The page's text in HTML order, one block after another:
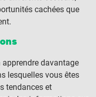
cachées que
davantage
lesquelles vous êtes
tendances et